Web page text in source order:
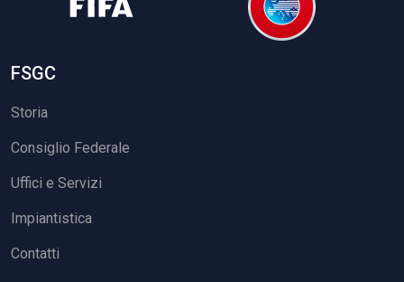
FSGC
Storia
Consiglio Federale
Uffici e Servizi
Impiantistica
Contatti